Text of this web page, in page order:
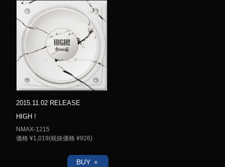
2015.11.02 RELEASE
HIGH !
NMAX-1215
価格 ¥1,019(税抜価格 ¥926)
BUY ＋